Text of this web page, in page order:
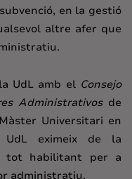
en la gestió
altre afer que
UdL amb el Consejo
Administrativos de
Universitari en
UdL eximeix de la
tot habilitant per a
administratiu.